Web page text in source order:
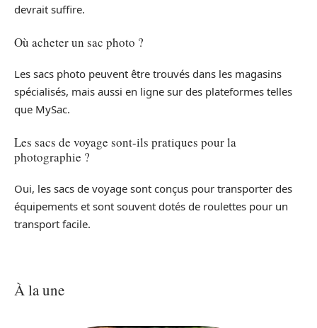
devrait suffire.
Où acheter un sac photo ?
Les sacs photo peuvent être trouvés dans les magasins
spécialisés, mais aussi en ligne sur des plateformes telles
que MySac.
Les sacs de voyage sont-ils pratiques pour la
photographie ?
Oui, les sacs de voyage sont conçus pour transporter des
équipements et sont souvent dotés de roulettes pour un
transport facile.
À la une